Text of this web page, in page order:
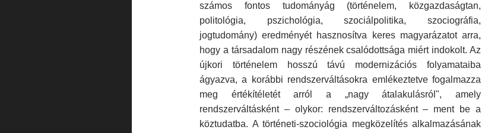
számos fontos tudományág (történelem, közgazdaságtan,
politológia, pszichológia, szociálpolitika, szociográfia,
jogtudomány) eredményét hasznosítva keres magyarázatot arra,
hogy a társadalom nagy részének csalódottsága miért indokolt. Az
újkori történelem hosszú távú modernizációs folyamataiba
ágyazva, a korábbi rendszerváltásokra emlékeztetve fogalmazza
meg értékítéletét arról a „nagy átalakulásról", amely
rendszerváltásként – oly­kor: rendszerváltozásként – ment be a
köztudatba. A történeti-szociológia megközelítés alkalmazásának